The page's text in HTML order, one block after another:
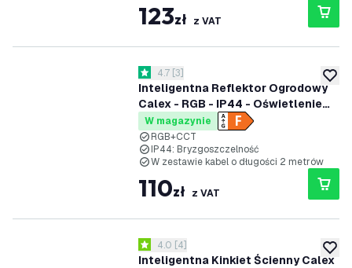
123zł z VAT
dodaj
Inteligentna Reflektor Ogrodowy
Calex - RGB - IP44 - Oświetlenie
Ogrodowe
otwórz panel recenzji
4.7 Gwiazdki oceny
4.7 [3]
W magazynie
RGB+CCT
IP44: Bryzgoszczelność
W zestawie kabel o długości 2 metrów
110zł z VAT
dodaj
Inteligentna Kinkiet Ścienny Calex
otwórz panel recenzji
4 Gwiazdki oceny
4.0 [4]